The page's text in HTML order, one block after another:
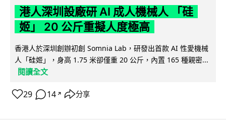
港人深圳設廠研 AI 成人機械人 「硅
姬」 20 公斤重擬人度極高
香港人於深圳創辦初創 Somnia Lab，研發出首款 AI 性愛機械
人「硅姬」，身高 1.75 米卻僅重 20 公斤，內置 165 種親密...
閱讀全文
29 14 ↗ 分享